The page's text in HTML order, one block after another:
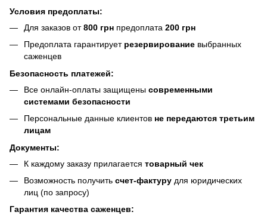
Условия предоплаты:
Для заказов от800 грн предоплата 200 грн
Предоплата гарантирует резервирование выбранных
саженцев
Безопасность платежей:
Все онлайн-оплаты защищены современными
системами безопасности
Персональные данные клиентов не передаются третьим
лицам
Документы:
К каждому заказу прилагается товарный чек
Возможность получить счет-фактуру для юридических
лиц (по запросу)
Гарантия качества саженцев: